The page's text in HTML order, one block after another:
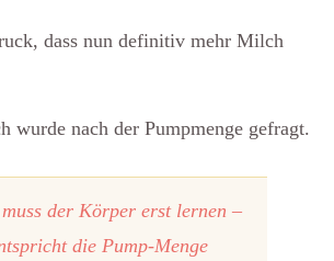
dass nun definitiv mehr Milch
wurde nach der Pumpmenge gefragt.
der Körper erst lernen –
die Pump-Menge